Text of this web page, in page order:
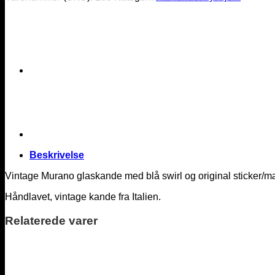
Beskrivelse
Vintage Murano glaskande med blå swirl og original sticker/
Håndlavet, vintage kande fra Italien.
Relaterede varer